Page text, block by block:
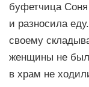
буфетчица Соня
и разносила
своему
женщины не
в храм не